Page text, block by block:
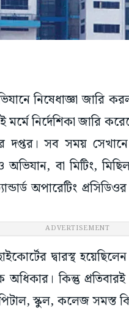
নিষেধাজ্ঞা জারি
মর্মে নির্দেশিকা জারি
দপ্তর। সব সময়
বা মিটিং,
অপারেটিং
ADVERTISEMENT
দ্বারস্থ
অধিকার। কিন্তু
স্কুল, কলেজ সমস্ত